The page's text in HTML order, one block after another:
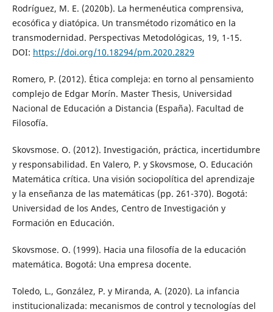
Rodríguez, M. E. (2020b). La hermenéutica comprensiva,
ecosófica y diatópica. Un transmétodo rizomático en la
transmodernidad. Perspectivas Metodológicas, 19, 1-15.
DOI: https://doi.org/10.18294/pm.2020.2829
Romero, P. (2012). Ética compleja: en torno al pensamiento
complejo de Edgar Morín. Master Thesis, Universidad
Nacional de Educación a Distancia (España). Facultad de
Filosofía.
Skovsmose. O. (2012). Investigación, práctica, incertidumbre
y responsabilidad. En Valero, P. y Skovsmose, O. Educación
Matemática crítica. Una visión sociopolítica del aprendizaje
y la enseñanza de las matemáticas (pp. 261-370). Bogotá:
Universidad de los Andes, Centro de Investigación y
Formación en Educación.
Skovsmose. O. (1999). Hacia una filosofía de la educación
matemática. Bogotá: Una empresa docente.
Toledo, L., González, P. y Miranda, A. (2020). La infancia
institucionalizada: mecanismos de control y tecnologías del